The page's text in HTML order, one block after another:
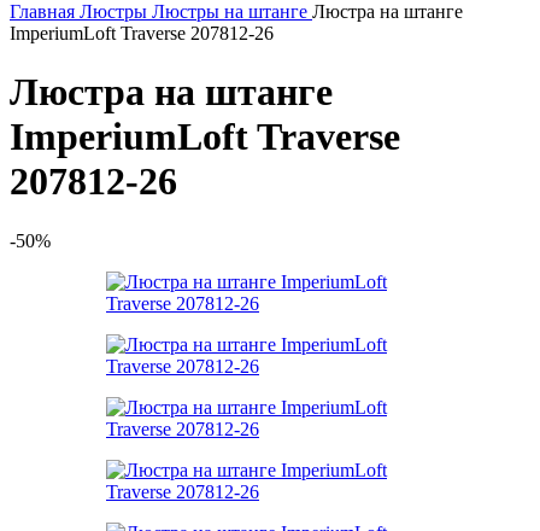
Главная Люстры Люстры на штанге Люстра на штанге
ImperiumLoft Traverse 207812-26
Люстра на штанге
ImperiumLoft Traverse
207812-26
-50%